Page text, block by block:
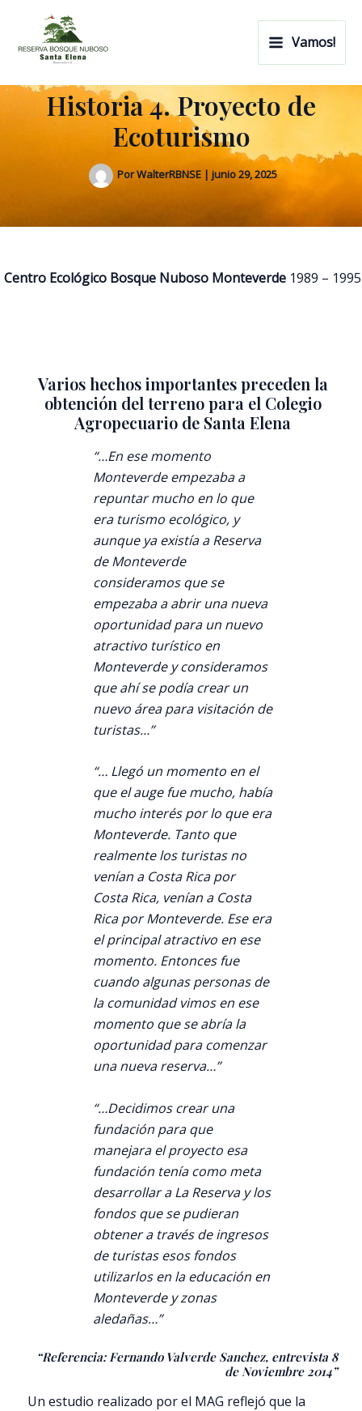
contenido
Main
Menu
Vamos!
Historia 4. Proyecto de
Ecoturismo
PorWalterRBNSE | junio 29, 2025
Centro Ecológico Bosque Nuboso Monteverde 1989 – 1995
Varios hechos importantes preceden la
obtención del terreno para el Colegio
Agropecuario de Santa Elena
“…En ese momento
Monteverde empezaba a
repuntar mucho en lo que
era turismo ecológico, y
aunque ya existía a Reserva
de Monteverde
consideramos que se
empezaba a abrir una nueva
oportunidad para un nuevo
atractivo turístico en
Monteverde y consideramos
que ahí se podía crear un
nuevo área para visitación de
turistas…”
“… Llegó un momento en el
que el auge fue mucho, había
mucho interés por lo que era
Monteverde. Tanto que
realmente los turistas no
venían a Costa Rica por
Costa Rica, venían a Costa
Rica por Monteverde. Ese era
el principal atractivo en ese
momento. Entonces fue
cuando algunas personas de
la comunidad vimos en ese
momento que se abría la
oportunidad para comenzar
una nueva reserva…”
“…Decidimos crear una
fundación para que
manejara el proyecto esa
fundación tenía como meta
desarrollar a La Reserva y los
fondos que se pudieran
obtener a través de ingresos
de turistas esos fondos
utilizarlos en la educación en
Monteverde y zonas
aledañas…”
“Referencia: Fernando Valverde Sanchez, entrevista 8
de Noviembre 2014”
Un estudio realizado por el MAG reflejó que la
Navegación
entradas